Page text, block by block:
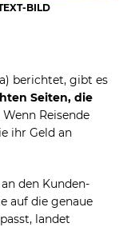
BILD
berichtet, gibt es
Seiten, die
Wenn Reisende
ihr Geld an
den Kunden-
auf die genaue
landet